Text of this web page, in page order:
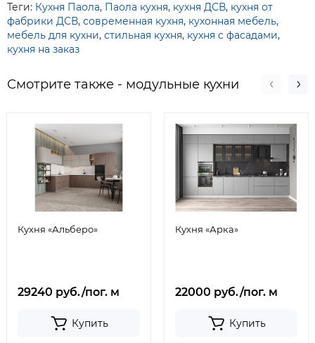
Теги: Кухня Паола, Паола кухня, кухня ДСВ, кухня от
фабрики ДСВ, современная кухня, кухонная мебель,
мебель для кухни, стильная кухня, кухня с фасадами,
кухня на заказ
Смотрите также - модульные кухни
Кухня «Альберо»
29240 руб./пог. м
Купить
Кухня «Арка»
22000 руб./пог. м
Купить